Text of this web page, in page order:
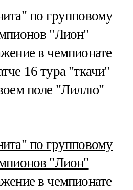
по групповому
"Лион"
в чемпионате
16 тура "ткачи"
поле "Лиллю"
по групповому
"Лион"
в чемпионате